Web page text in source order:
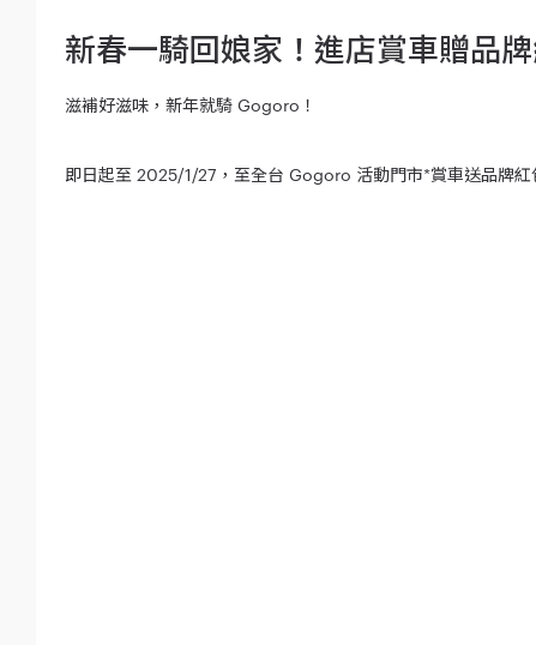
新春一騎回娘家！進店賞車贈品
滋補好滋味，新年就騎 Gogoro！
即日起至 2025/1/27，至全台 Gogoro 活動門市*賞車送品牌